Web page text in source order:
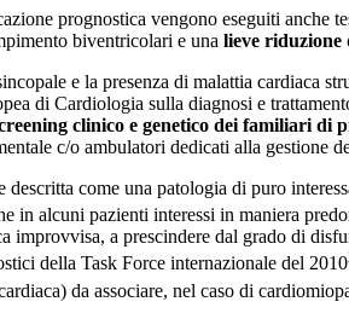
prognostica vengono eseguiti anche
biventricolari e una lieve riduzione
e la presenza di malattia cardiaca
di Cardiologia sulla diagnosi e
clinico e genetico dei familiari di
c/o ambulatori dedicati alla gestione
descritta come una patologia di puro
in alcuni pazienti interessi in maniera
improvvisa, a prescindere dal grado di
della Task Force internazionale del 2010
da associare, nel caso di